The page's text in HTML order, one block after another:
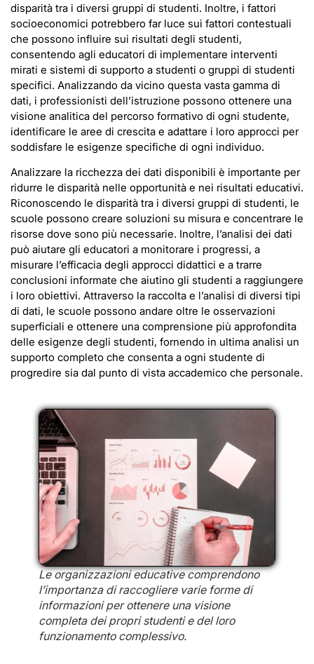
disparità tra i diversi gruppi di studenti. Inoltre, i fattori
socioeconomici potrebbero far luce sui fattori contestuali
che possono influire sui risultati degli studenti,
consentendo agli educatori di implementare interventi
mirati e sistemi di supporto a studenti o gruppi di studenti
specifici. Analizzando da vicino questa vasta gamma di
dati, i professionisti dell’istruzione possono ottenere una
visione analitica del percorso formativo di ogni studente,
identificare le aree di crescita e adattare i loro approcci per
soddisfare le esigenze specifiche di ogni individuo.
Analizzare la ricchezza dei dati disponibili è importante per
ridurre le disparità nelle opportunità e nei risultati educativi.
Riconoscendo le disparità tra i diversi gruppi di studenti, le
scuole possono creare soluzioni su misura e concentrare le
risorse dove sono più necessarie. Inoltre, l’analisi dei dati
può aiutare gli educatori a monitorare i progressi, a
misurare l’efficacia degli approcci didattici e a trarre
conclusioni informate che aiutino gli studenti a raggiungere
i loro obiettivi. Attraverso la raccolta e l’analisi di diversi tipi
di dati, le scuole possono andare oltre le osservazioni
superficiali e ottenere una comprensione più approfondita
delle esigenze degli studenti, fornendo in ultima analisi un
supporto completo che consenta a ogni studente di
progredire sia dal punto di vista accademico che personale.
Le organizzazioni educative comprendono
l’importanza di raccogliere varie forme di
informazioni per ottenere una visione
completa dei propri studenti e del loro
funzionamento complessivo.